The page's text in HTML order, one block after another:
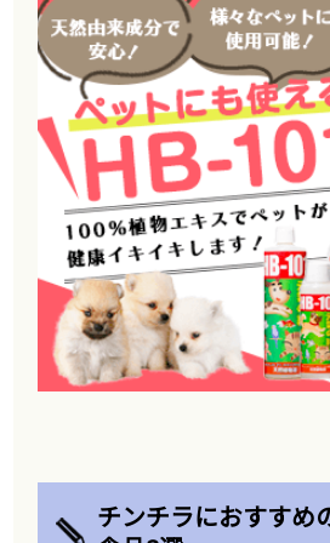
チンチラにおすすめ